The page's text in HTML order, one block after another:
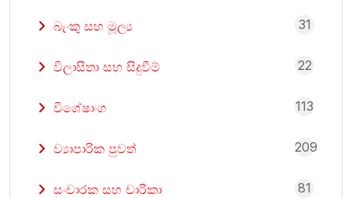
බැංකු සහ මූල්‍ය 31
විලාසිතා සහ සිදුවීම් 22
විශේෂාංග 113
ව්‍යාපාරික පුවත් 209
සංචාරක සහ චාරිකා 81